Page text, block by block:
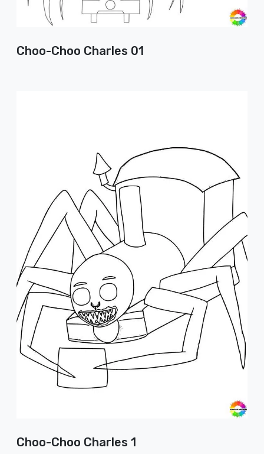
Choo-Choo Charles 01
Choo-Choo Charles 1